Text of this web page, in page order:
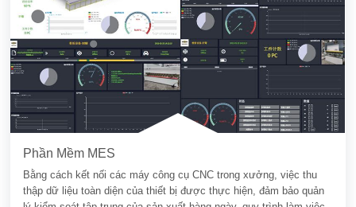
Phần Mềm MES
Bằng cách kết nối các máy công cụ CNC trong xưởng, việc thu
thập dữ liệu toàn diện của thiết bị được thực hiện, đảm bảo quản